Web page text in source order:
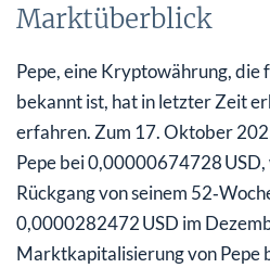
Auswirkungen auf Stakeholder
Marktüberblick
Pepe, eine Kryptowährung,
bekannt ist, hat in letzter Zeit
erfahren. Zum 17. Oktober
Pepe bei 0,00000674728
Rückgang von seinem
0,0000282472 USD im
Marktkapitalisierung von Pepe